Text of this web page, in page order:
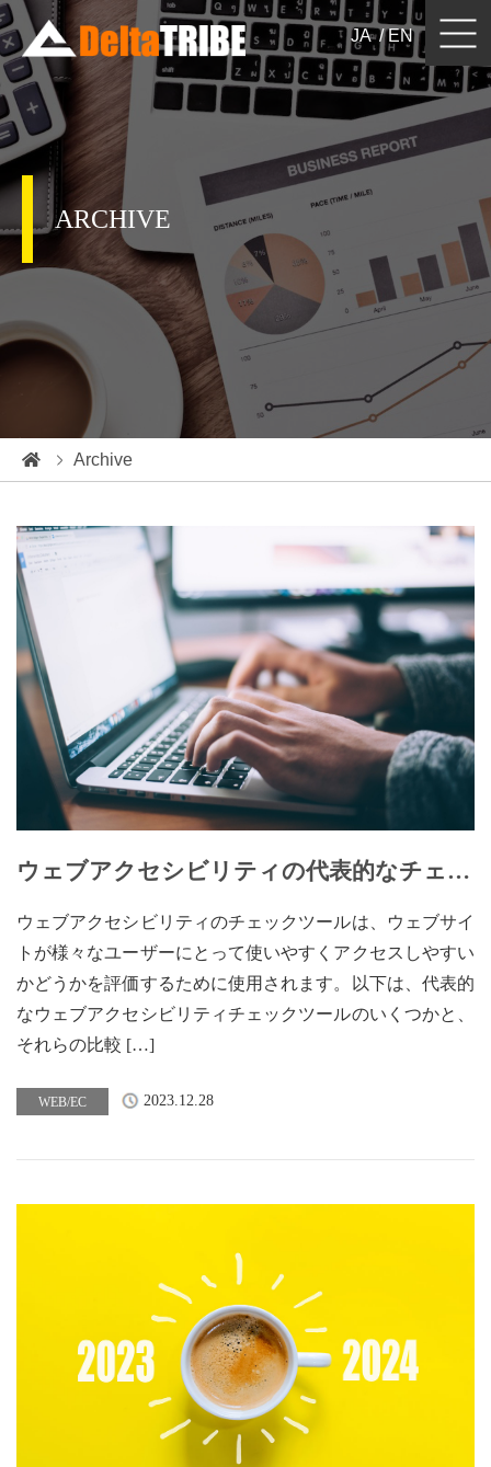
JA EN
ホームページ制作
Website Design & Development
日本向けローカライズ／バイリンガルサイト
Japan Localization / Billingual Website
ECサイト制作 / 運営コンサルティング
e-Commerce
ウェブ・デジタルマーケティング
Digital / Web Marketing
システム開発
System Development
実績紹介
Portfolio
ブログ
会社案内
About us
ARCHIVE
Archive
ウェブアクセシビリティの代表的なチェッ
ウェブアクセシビリティのチェックツールは、ウェブサイ
トが様々なユーザーにとって使いやすくアクセスしやすい
かどうかを評価するために使用されます。以下は、代表的
なウェブアクセシビリティチェックツールのいくつかと、
それらの比較 […]
WEB/EC 2023.12.28